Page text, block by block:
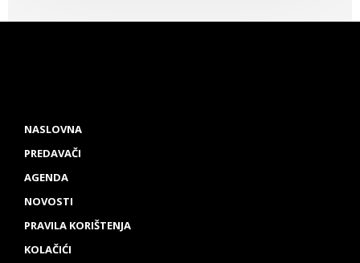
NASLOVNA
PREDAVAČI
AGENDA
NOVOSTI
PRAVILA KORIŠTENJA
KOLAČIĆI